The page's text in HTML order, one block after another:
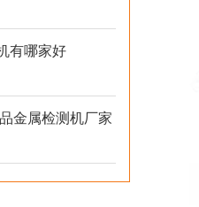
有哪家好
金属检测机厂家